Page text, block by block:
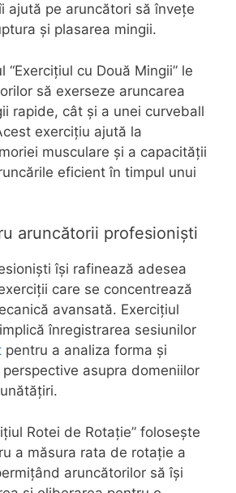
ajută pe aruncători să învețe
și plasarea mingii.
“Exercițiul cu Două Mingii” le
să exerseze aruncarea
rapide, cât și a unei curveball
exercițiu ajută la
musculare și a capacității
eficient în timpul unui
aruncătorii profesioniști
își rafinează adesea
care se concentrează
avansată. Exercițiul
înregistrarea sesiunilor
pentru a analiza forma și
asupra domeniilor
Rotei de Rotație” folosește
a măsura rata de rotație a
aruncătorilor să își